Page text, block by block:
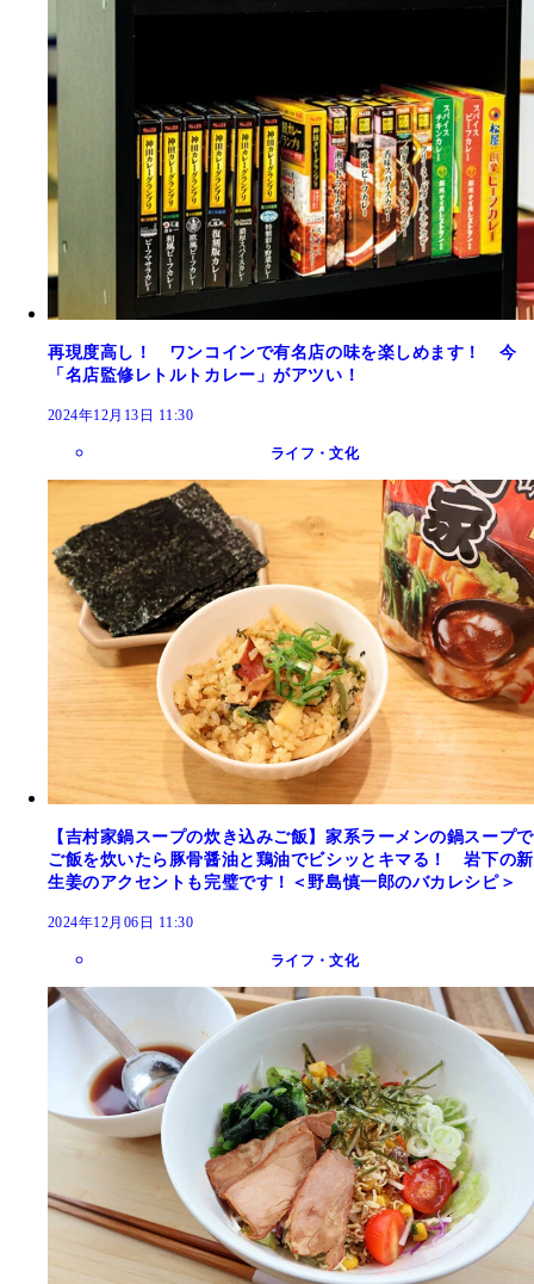
再現度高し！ ワンコインで有名店の味を楽しめます！ 今
「名店監修レトルトカレー」がアツい！
2024年12月13日 11:30
ライフ・文化
【吉村家鍋スープの炊き込みご飯】家系ラーメンの鍋スープで
ご飯を炊いたら豚骨醤油と鶏油でビシッとキマる！ 岩下の新
生姜のアクセントも完璧です！＜野島慎一郎のバカレシピ＞
2024年12月06日 11:30
ライフ・文化